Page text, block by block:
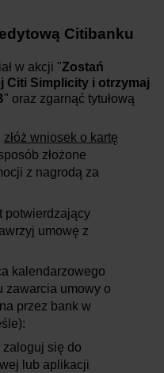
Citibanku
w akcji "Zostań
Citi Simplicity i otrzymaj
" oraz zgarnąć tytułową
złóż wniosek o kartę
złożone
z nagrodą za
potwierdzający
umowę z
kalendarzowego
zawarcia umowy o
przez bank w
się do
lub aplikacji